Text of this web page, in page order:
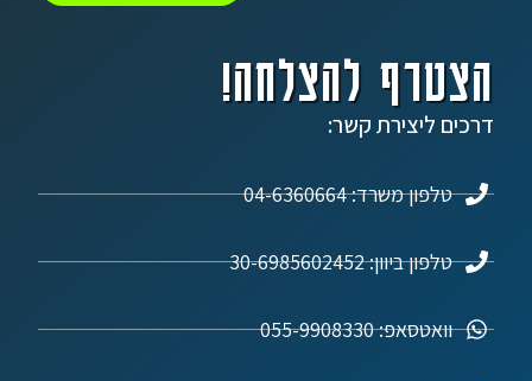
הצטרף להצלחה!
דרכים ליצירת קשר:
טלפון משרד: 04-6360664
טלפון ביוון: 30-6985602452
וואטסאפ: 055-9908330